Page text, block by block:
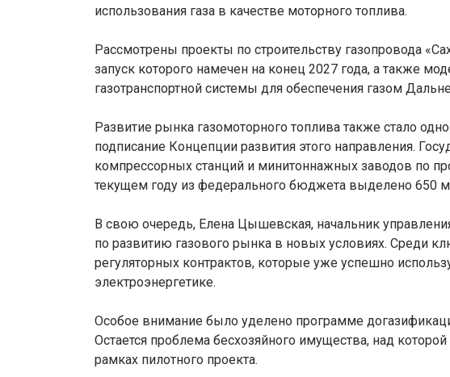
использования газа в качестве моторного топлива.
Рассмотрены проекты по строительству газопровода
запуск которого намечен на конец 2027 года, а также
газотранспортной системы для обеспечения газом
Развитие рынка газомоторного топлива также стало
подписание Концепции развития этого направления.
компрессорных станций и минитоннажных заводов по
текущем году из федерального бюджета выделено 650
В свою очередь, Елена Цышевская, начальник
по развитию газового рынка в новых условиях. Среди
регуляторных контрактов, которые уже успешно
электроэнергетике.
Особое внимание было уделено программе
Остается проблема бесхозяйного имущества, над
рамках пилотного проекта.